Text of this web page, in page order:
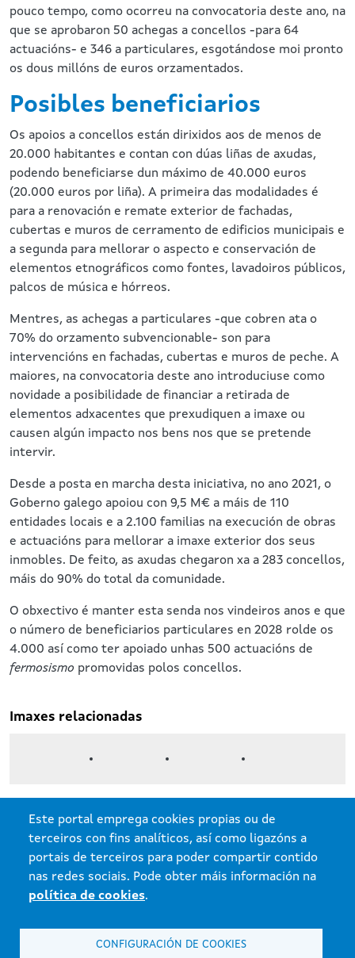
Este portal emprega cookies propias ou de
terceiros con fins analíticos, así como ligazóns a
portais de terceiros para poder compartir contido
nas redes sociais. Pode obter máis información na
política de cookies.
CONFIGURACIÓN DE COOKIES
pouco tempo, como ocorreu na convocatoria deste ano, na
que se aprobaron 50 achegas a concellos -para 64
actuacións- e 346 a particulares, esgotándose moi pronto
os dous millóns de euros orzamentados.
Posibles beneficiarios
Os apoios a concellos están dirixidos aos de menos de
20.000 habitantes e contan con dúas liñas de axudas,
podendo beneficiarse dun máximo de 40.000 euros
(20.000 euros por liña). A primeira das modalidades é
para a renovación e remate exterior de fachadas,
cubertas e muros de cerramento de edificios municipais e
a segunda para mellorar o aspecto e conservación de
elementos etnográficos como fontes, lavadoiros públicos,
palcos de música e hórreos.
Mentres, as achegas a particulares -que cobren ata o
70% do orzamento subvencionable- son para
intervencións en fachadas, cubertas e muros de peche. A
maiores, na convocatoria deste ano introduciuse como
novidade a posibilidade de financiar a retirada de
elementos adxacentes que prexudiquen a imaxe ou
causen algún impacto nos bens nos que se pretende
intervir.
Desde a posta en marcha desta iniciativa, no ano 2021, o
Goberno galego apoiou con 9,5 M€ a máis de 110
entidades locais e a 2.100 familias na execución de obras
e actuacións para mellorar a imaxe exterior dos seus
inmobles. De feito, as axudas chegaron xa a 283 concellos,
máis do 90% do total da comunidade.
O obxectivo é manter esta senda nos vindeiros anos e que
o número de beneficiarios particulares en 2028 rolde os
4.000 así como ter apoiado unhas 500 actuacións de
fermosismo promovidas polos concellos.
Imaxes relacionadas
Xunta de Galicia. Información mantida e publicada na internet pola Xunta
de Galicia.